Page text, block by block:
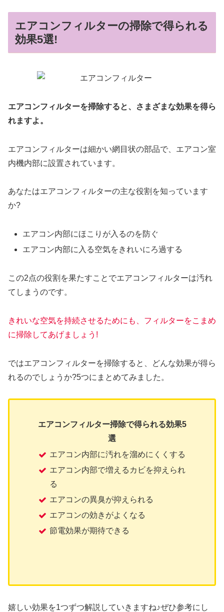
エアコンフィルターの掃除で得られる
効果5選!
エアコンフィルターを掃除すると、さまざまな効果を得ら
れますよ。
エアコンフィルターは細かい網目状の部品で、エアコン室
内機内部に設置されています。
あなたはエアコンフィルターの主な役割を知っています
か?
エアコン内部にほこりが入るのを防ぐ
エアコン内部に入る空気をきれいにろ過する
この2点の役割を果たすことでエアコンフィルターは汚れ
てしまうのです。
きれいな空気を持続させるためにも、フィルターをこまめ
に掃除してあげましょう!
ではエアコンフィルターを掃除すると、どんな効果が得ら
れるのでしょうか?5つにまとめてみました。
エアコンフィルター掃除で得られる効果5
選
エアコン内部に汚れを溜めにくくする
エアコン内部で増えるカビを抑えられ
る
エアコンの異臭が抑えられる
エアコンの効きがよくなる
節電効果が期待できる
嬉しい効果を1つずつ解説していきますね♪ぜひ参考にし